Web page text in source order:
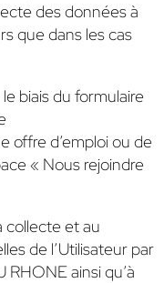
des données à
que dans les cas
biais du formulaire
offre d’emploi ou de
« Nous rejoindre
collecte et au
de l’Utilisateur par
ainsi qu’à